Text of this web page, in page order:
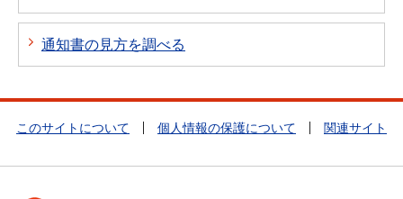
通知書の見方を調べる
このサイトについて 個人情報の保護について 関連サイト